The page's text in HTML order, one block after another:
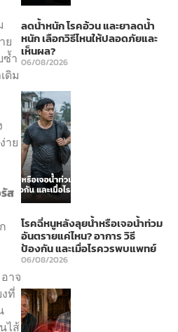
ย
ซ้ำ
ดิม
าย
ส
าจ
ที่
ไส้
ลดน้ำหนัก โรคอ้วน และยาลดน้ำ
หนัก เลือกวิธีไหนให้ปลอดภัยและ
เห็นผล?
06/08/2026
โรคฉี่หนูหลังลุยน้ำหรือเจอน้ำท่วม
อันตรายแค่ไหน? อาการ วิธี
ป้องกัน และเมื่อไรควรพบแพทย์
06/08/2026